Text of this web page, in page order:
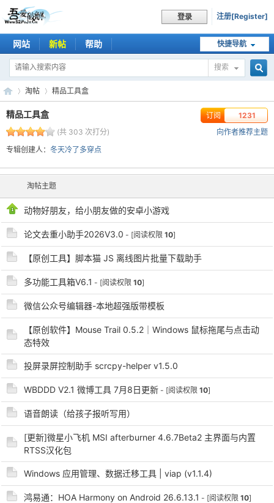
登录 注册[Register]
快捷导航
网站 新帖 帮助
搜索
索
破
淘帖 精品工具盒
精品工具盒 1231
订阅
向作者推荐主题
(共 303 次打分)
专辑创建人： 冬天冷了多穿点
淘帖主题
动物好朋友，给小朋友做的安卓小游戏
论文去重小助手2026V3.0 - [阅读权限 10]
【原创工具】脚本猫 JS 离线图片批量下载助手
多功能工具箱V6.1 - [阅读权限 10]
微信公众号编辑器-本地超强版带模板
【原创软件】Mouse Trail 0.5.2｜Windows 鼠标拖尾与点击动
态特效
投屏录屏控制助手 scrcpy-helper v1.5.0
WBDDD V2.1 微博工具 7月8日更新 - [阅读权限 10]
语音朗读（给孩子报听写用）
[更新]微星小飞机 MSI afterburner 4.6.7Beta2 主界面与内置
RTSS汉化包
Windows 应用管理、数据迁移工具 | viap (v1.1.4)
鸿易通：HOA Harmony on Android 26.6.13.1 - [阅读权限 10]